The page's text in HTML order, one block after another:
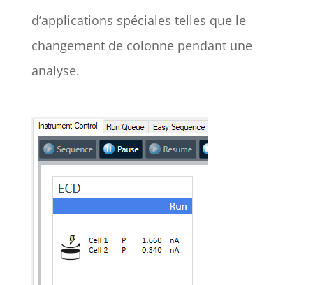
d’applications spéciales telles que le
changement de colonne pendant une
analyse.